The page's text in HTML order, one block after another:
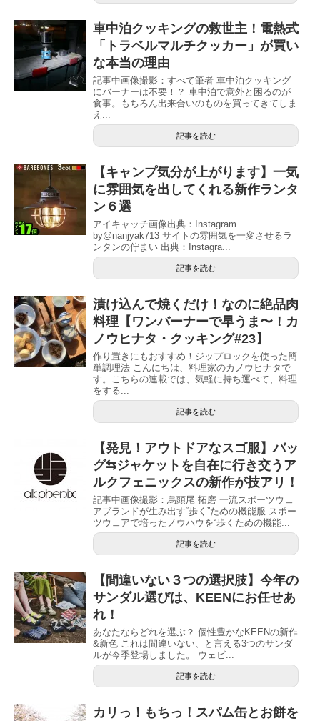
車中泊クッキングの救世主！電熱式
「トラベルマルチクッカー」が買い
な本当の理由
記事中画像撮影：すべて筆者 車中泊クッキング
にバーナーは不要！？ 車中泊で意外と困るのが
食事。もちろん出来合いのものを買ってきてしま
え...
記事を読む
【キャンプ気分が上がります】一気
に雰囲気を出してくれる新作ランタ
ン６選
アイキャッチ画像出典：Instagram
by@nanjyak713 サイトの雰囲気を一変させるラ
ンタンの佇まい 出典：Instagra...
記事を読む
漬け込んで焼くだけ！なのに絶品肉
料理【ワンバーナーで早うま〜！カ
ノウヒナタ・クッキング#23】
作り置きにもおすすめ！ジップロックを使った簡
単調理法 こんにちは、料理家のカノウヒナタで
す。こちらの連載では、気軽に持ち運べて、料理
をする...
記事を読む
【発見！アウトドアなスゴ服】バッ
グ⇆ジャケットを自在に行き交うア
ルクフェニックスの新作が技アリ！
記事中画像撮影：烏頭尾 拓磨 一流スポーツウェ
アブランドが生み出す“歩く”ための機能服 スポー
ツウェアで培ったノウハウを“歩くための機能...
記事を読む
【間違いない３つの選択肢】今年の
サンダル選びは、KEENにお任せあ
れ！
あなたならどれを選ぶ？ 個性豊かなKEENの新作
&新色 これは間違いない、と言える3つのサンダ
ルが今季登場しました。 ウェビ...
記事を読む
カリっ！もちっ！スパム缶とお餅を